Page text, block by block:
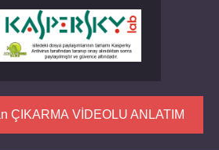
ÇIKARMA VİDEOLU ANLATIM